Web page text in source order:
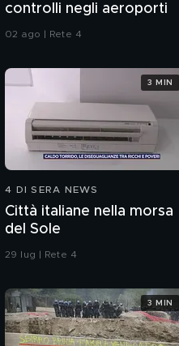
controlli negli aeroporti
02 ago | Rete 4
4 DI SERA NEWS
Città italiane nella morsa
del Sole
29 lug | Rete 4
3 MIN
3 MIN